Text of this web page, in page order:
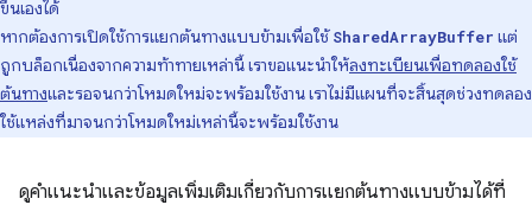
ขึ้นเองได้
หากต้องการเปิดใช้การแยกต้นทางแบบข้ามเพื่อใช้SharedArrayBuffer แต่
ถูกบล็อกเนื่องจากความท้าทายเหล่านี้ เราขอแนะนำให้ลงทะเบียนเพื่อทดลองใช้
ต้นทางและรอจนกว่าโหมดใหม่จะพร้อมใช้งาน เราไม่มีแผนที่จะสิ้นสุดช่วงทดลอง
ใช้แหล่งที่มาจนกว่าโหมดใหม่เหล่านี้จะพร้อมใช้งาน
ดูคำแนะนำและข้อมูลเพิ่มเติมเกี่ยวกับการแยกต้นทางแบบข้ามได้ที่